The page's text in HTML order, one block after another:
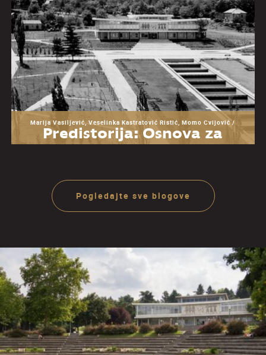
Marija Vasiljević, Veselinka Kastratović Ristić, Momo Cvijović /
Predistorija: Osnova za
Pogledajte sve blogove